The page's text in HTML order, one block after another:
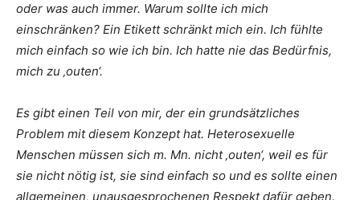
oder was auch immer. Warum sollte ich mich
einschränken? Ein Etikett schränkt mich ein. Ich fühlte
mich einfach so wie ich bin. Ich hatte nie das Bedürfnis,
mich zu ‚outen‘.
Es gibt einen Teil von mir, der ein grundsätzliches
Problem mit diesem Konzept hat. Heterosexuelle
Menschen müssen sich m. Mn. nicht ‚outen‘, weil es für
sie nicht nötig ist, sie sind einfach so und es sollte einen
allgemeinen, unausgesprochenen Respekt dafür geben.